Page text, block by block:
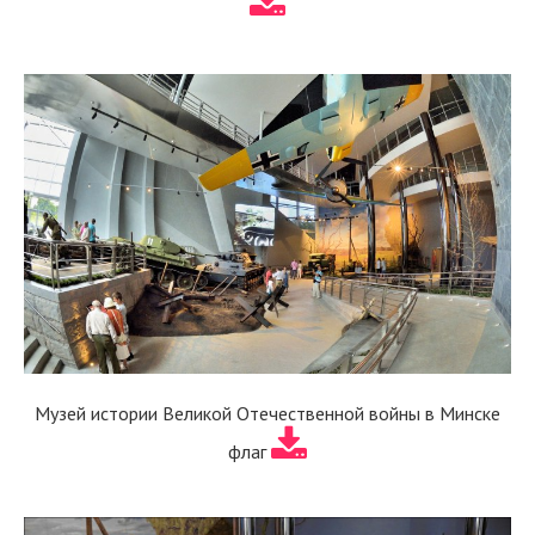
Музей истории Великой Отечественной войны в Минске
флаг